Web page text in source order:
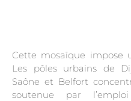
Cette mosaïque impose
Les pôles urbains de
Saône et Belfort
soutenue par